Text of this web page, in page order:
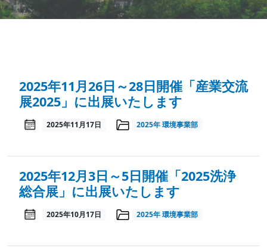
2025年11月26日～28日開催「産業交流
展2025」に出展いたします
2025年11月17日 2025年環境事業部
2025年12月3日～5日開催「2025洗浄
総合展」に出展いたします
2025年10月17日 2025年環境事業部